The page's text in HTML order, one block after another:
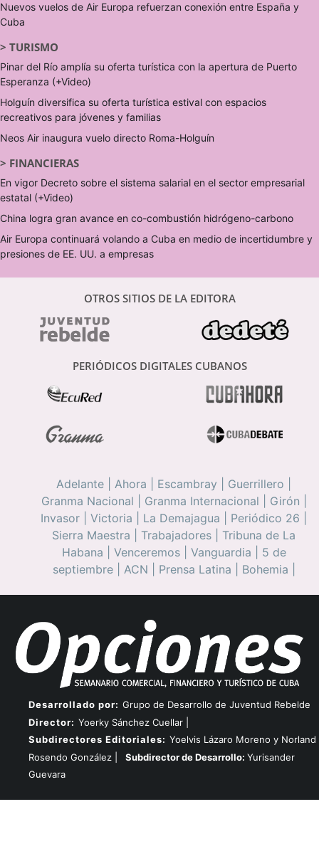
Nuevos vuelos de Air Europa refuerzan conexión entre España y
Cuba
> TURISMO
Pinar del Río amplía su oferta turística con la apertura de Puerto
Esperanza (+Video)
Holguín diversifica su oferta turística estival con espacios
recreativos para jóvenes y familias
Neos Air inaugura vuelo directo Roma-Holguín
> FINANCIERAS
En vigor Decreto sobre el sistema salarial en el sector empresarial
estatal (+Video)
China logra gran avance en co-combustión hidrógeno-carbono
Air Europa continuará volando a Cuba en medio de incertidumbre y
presiones de EE. UU. a empresas
OTROS SITIOS DE LA EDITORA
PERIÓDICOS DIGITALES CUBANOS
Adelante Ahora Escambray Guerrillero
Granma Nacional
Granma Internacional Girón
Invasor
Victoria La Demajagua Periódico 26
Sierra Maestra
Trabajadores
Tribuna de La
Habana
Venceremos| Vanguardia
5 de
septiembre| ACN Prensa Latina Bohemia
Desarrollado por: Grupo de Desarrollo de Juventud Rebelde
Director: Yoerky Sánchez Cuellar |
Subdirectores Editoriales: Yoelvis Lázaro Moreno y Norland
Rosendo González |
Subdirector de Desarrollo: Yurisander
Guevara